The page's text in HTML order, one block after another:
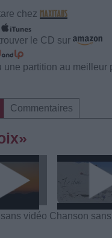
chez
le CD sur
une partition au meilleur
Commentaires
vidéo Chanson